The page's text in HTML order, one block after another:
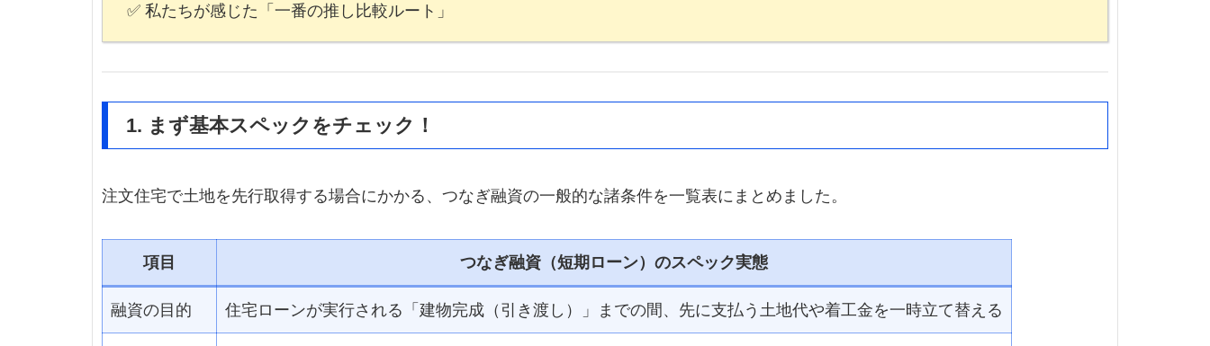
✅ 私たちが感じた「一番の推し比較ルート」
1. まず基本スペックをチェック！
注文住宅で土地を先行取得する場合にかかる、つなぎ融資の一般的な諸条件を一覧表にまとめました。
項目 つなぎ融資（短期ローン）のスペック実態
融資の目的 住宅ローンが実行される「建物完成（引き渡し）」までの間、先に支払う土地代や着工金を一時立て替える